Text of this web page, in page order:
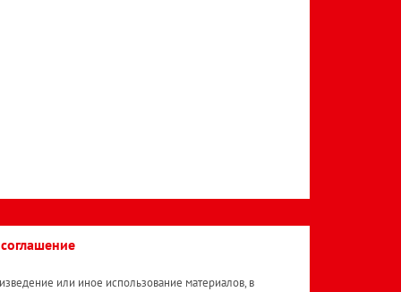
или иное использование материалов, в